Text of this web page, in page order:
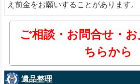
え前金をお願いすることがあります。
ご相談・お問合せ・
ちらから
遺品整理